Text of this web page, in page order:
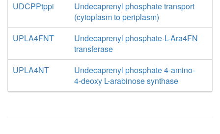
UDCPPtppi
Undecaprenyl phosphate transport
(cytoplasm to periplasm)
UPLA4FNT
Undecaprenyl phosphate-L-Ara4FN
transferase
UPLA4NT
Undecaprenyl phosphate 4-amino-
4-deoxy L-arabinose synthase